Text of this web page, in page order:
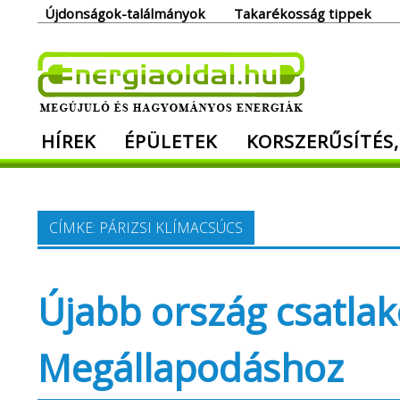
Újdonságok-találmányok Takarékosság tippek
Megújuló és hagyományos energiák.
HÍREK ÉPÜLETEK
CÍMKE: PÁRIZSI KLÍMACSÚCS
Újabb ország
Megállapodáshoz